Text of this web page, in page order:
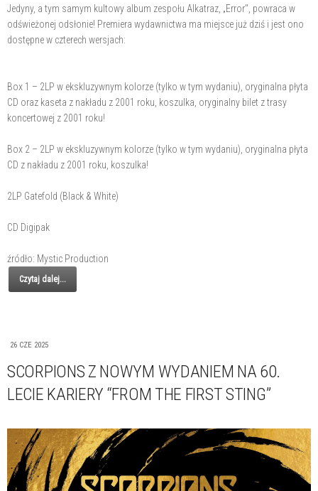
Jedyny, a tym samym kultowy album zespołu Alkatraz, „Error", powraca w
odświeżonej odsłonie! Premiera wydawnictwa ma miejsce już dziś i jest ono
dostępne w czterech wersjach:
Box 1 – 2LP w ekskluzywnym kolorze (tylko w tym wydaniu), oryginalna płyta
CD oraz kaseta z nakładu z 2001 roku, koszulka, oryginalny bilet z trasy
koncertowej z 2001 roku!
Box 2 – 2LP w ekskluzywnym kolorze (tylko w tym wydaniu), oryginalna płyta
CD z nakładu z 2001 roku, koszulka!
2LP Gatefold (Black & White)
CD Digipak
źródło: Mystic Production
Czytaj dalej...
26 CZE 2025
SCORPIONS Z NOWYM WYDANIEM NA 60.
LECIE KARIERY “FROM THE FIRST STING”